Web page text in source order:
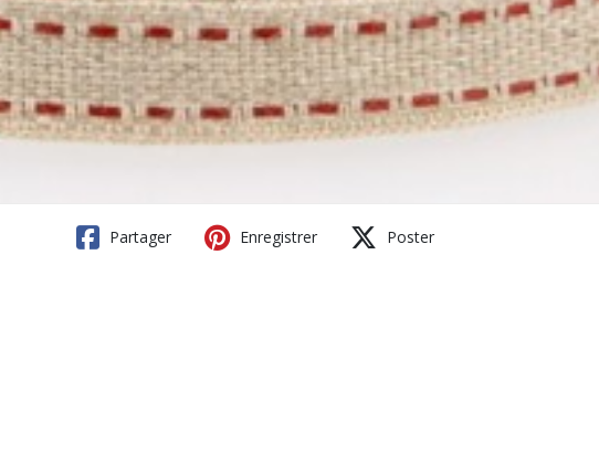
Partager Enregistrer Poster